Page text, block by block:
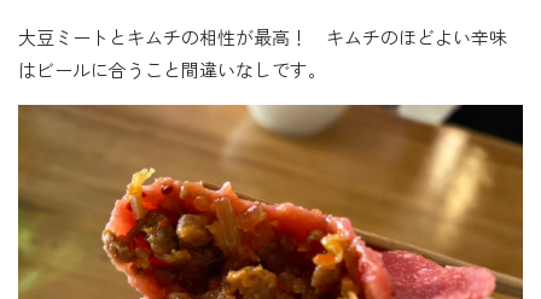
大豆ミートとキムチの相性が最高！ キムチのほどよい辛味
はビールに合うこと間違いなしです。